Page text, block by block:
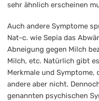
sehr ähnlich erscheinen
Auch andere Symptome
Nat-c. wie Sepia das
Abneigung gegen Milch
Milch, etc. Natürlich gibt
Merkmale und
andere aber nicht.
genannten psychischen